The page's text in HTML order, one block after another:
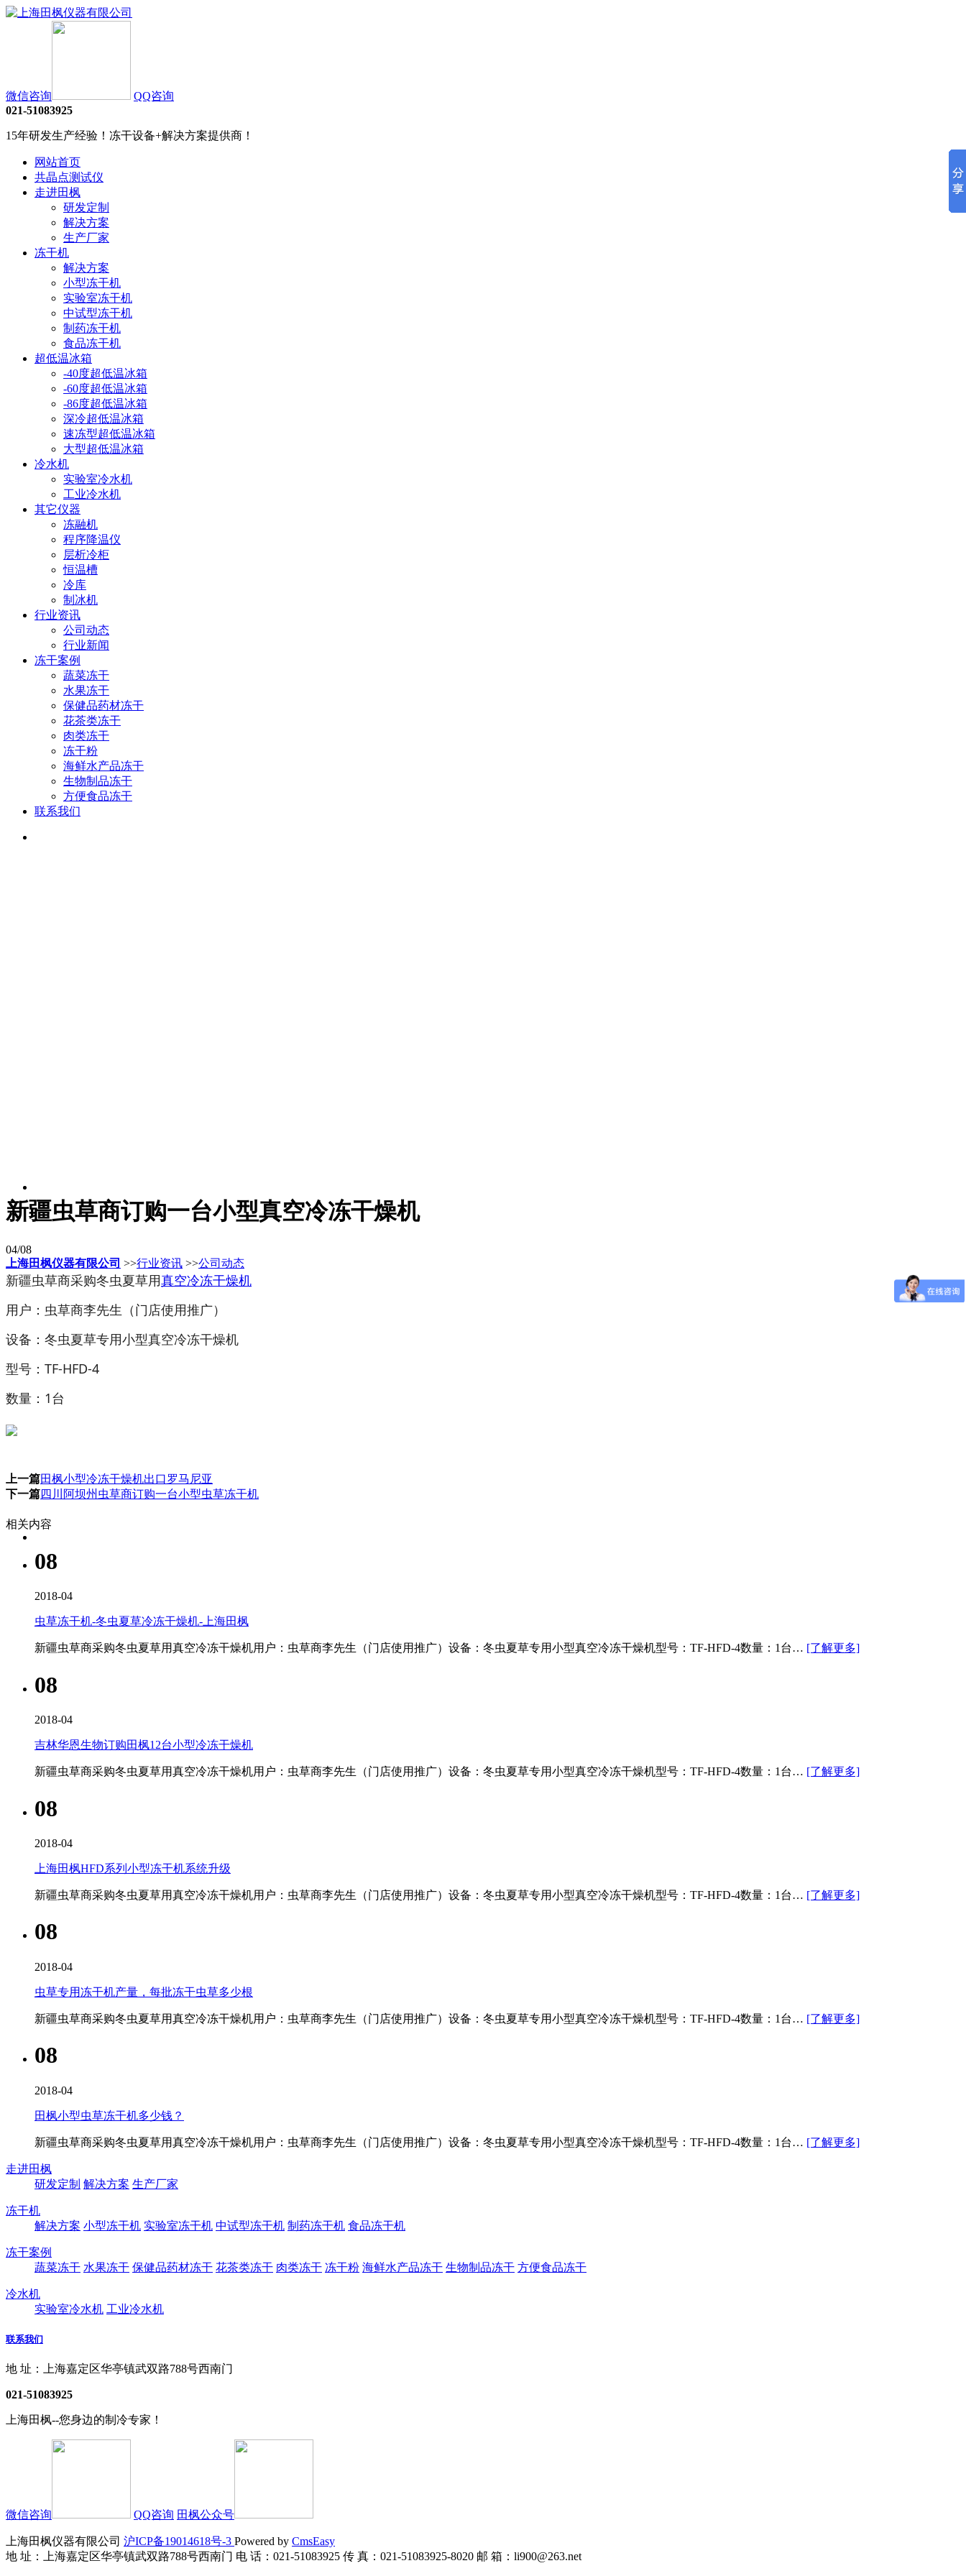
微信咨询
QQ咨询
021-51083925
15年研发生产经验！冻干设备+解决方案提供商！
网站首页
共晶点测试仪
走进田枫
研发定制
解决方案
生产厂家
冻干机
解决方案
小型冻干机
实验室冻干机
中试型冻干机
制药冻干机
食品冻干机
超低温冰箱
-40度超低温冰箱
-60度超低温冰箱
-86度超低温冰箱
深冷超低温冰箱
速冻型超低温冰箱
大型超低温冰箱
冷水机
实验室冷水机
工业冷水机
其它仪器
冻融机
程序降温仪
层析冷柜
恒温槽
冷库
制冰机
行业资讯
公司动态
行业新闻
冻干案例
蔬菜冻干
水果冻干
保健品药材冻干
花茶类冻干
肉类冻干
冻干粉
海鲜水产品冻干
生物制品冻干
方便食品冻干
联系我们
新疆虫草商订购一台小型真空冷冻干燥机
04/08
上海田枫仪器有限公司 >>行业资讯 >>公司动态
新疆虫草商采购冬虫夏草用真空冷冻干燥机
用户：虫草商李先生（门店使用推广）
设备：冬虫夏草专用小型真空冷冻干燥机
型号：TF-HFD-4
数量：1台
上一篇田枫小型冷冻干燥机出口罗马尼亚
下一篇四川阿坝州虫草商订购一台小型虫草冻干机
相关内容
08
2018-04
虫草冻干机-冬虫夏草冷冻干燥机-上海田枫
新疆虫草商采购冬虫夏草用真空冷冻干燥机用户：虫草商李先生（门店使用推广）设备：冬虫夏草专用小型真空冷冻干燥机型号：TF-HFD-4数量：1台… [了解更多]
08
2018-04
吉林华恩生物订购田枫12台小型冷冻干燥机
新疆虫草商采购冬虫夏草用真空冷冻干燥机用户：虫草商李先生（门店使用推广）设备：冬虫夏草专用小型真空冷冻干燥机型号：TF-HFD-4数量：1台… [了解更多]
08
2018-04
上海田枫HFD系列小型冻干机系统升级
新疆虫草商采购冬虫夏草用真空冷冻干燥机用户：虫草商李先生（门店使用推广）设备：冬虫夏草专用小型真空冷冻干燥机型号：TF-HFD-4数量：1台… [了解更多]
08
2018-04
虫草专用冻干机产量，每批冻干虫草多少根
新疆虫草商采购冬虫夏草用真空冷冻干燥机用户：虫草商李先生（门店使用推广）设备：冬虫夏草专用小型真空冷冻干燥机型号：TF-HFD-4数量：1台… [了解更多]
08
2018-04
田枫小型虫草冻干机多少钱？
新疆虫草商采购冬虫夏草用真空冷冻干燥机用户：虫草商李先生（门店使用推广）设备：冬虫夏草专用小型真空冷冻干燥机型号：TF-HFD-4数量：1台… [了解更多]
走进田枫
研发定制 解决方案 生产厂家
冻干机
解决方案 小型冻干机 实验室冻干机 中试型冻干机 制药冻干机 食品冻干机
冻干案例
蔬菜冻干 水果冻干 保健品药材冻干 花茶类冻干 肉类冻干 冻干粉 海鲜水产品冻干 生物制品冻干 方便食品冻干
冷水机
实验室冷水机 工业冷水机
联系我们
地 址：上海嘉定区华亭镇武双路788号西南门
021-51083925
上海田枫--您身边的制冷专家！
微信咨询 QQ咨询 田枫公众号
上海田枫仪器有限公司 沪ICP备19014618号-3 Powered by CmsEasy
地 址：上海嘉定区华亭镇武双路788号西南门 电 话：021-51083925 传 真：021-51083925-8020 邮 箱：li900@263.net